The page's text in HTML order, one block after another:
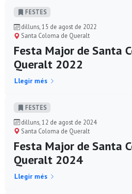
FESTES
dilluns, 15 de agost de 2022
Santa Coloma de Queralt
Festa Major de Santa
Queralt 2022
Llegir més
FESTES
dilluns, 12 de agost de 2024
Santa Coloma de Queralt
Festa Major de Santa
Queralt 2024
Llegir més